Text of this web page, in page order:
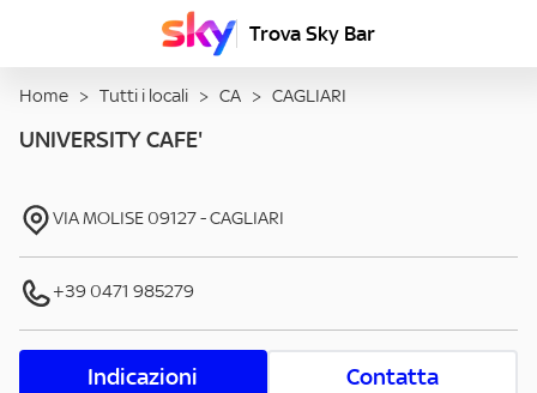
Trova Sky Bar
Home > Tutti i locali > CA > CAGLIARI
UNIVERSITY CAFE'
VIA MOLISE 09127-CAGLIARI
+39 0471 985279
Indicazioni Contatta